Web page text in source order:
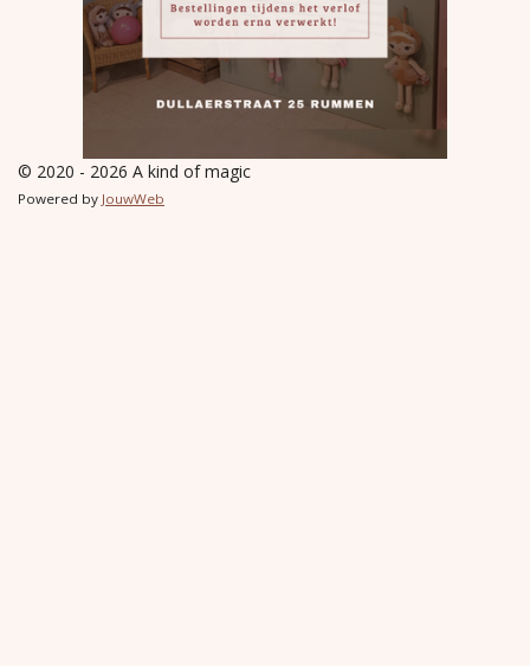
© 2020 - 2026 A kind of magic
Powered by JouwWeb